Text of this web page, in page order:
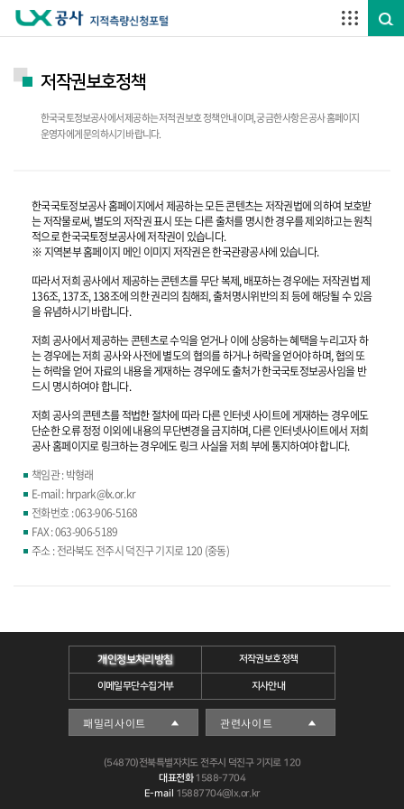
저작권보호정책
한국국토정보공사에서 제공하는 저적권 보호 정책 안내이며, 궁금한 사항은 공사 홈페이지
운영자에게 문의하시기 바랍니다.
한국국토정보공사 홈페이지에서 제공하는 모든 콘텐츠는 저작권법에 의하여 보호받
는 저작물로써, 별도의 저작권 표시 또는 다른 출처를 명시한 경우를 제외하고는 원칙
적으로 한국국토정보공사에 저작권이 있습니다.
※ 지역본부 홈페이지 메인 이미지 저작권은 한국관광공사에 있습니다.
따라서 저희 공사에서 제공하는 콘텐츠를 무단 복제, 배포하는 경우에는 저작권법 제
136조, 137조, 138조에 의한 권리의 침해죄, 출처명시위반의 죄 등에 해당될 수 있음
을 유념하시기 바랍니다.
저희 공사에서 제공하는 콘텐츠로 수익을 얻거나 이에 상응하는 혜택을 누리고자 하
는 경우에는 저희 공사와 사전에 별도의 협의를 하거나 허락을 얻어야 하며, 협의 또
는 허락을 얻어 자료의 내용을 게재하는 경우에도 출처가 한국국토정보공사임을 반
드시 명시하여야 합니다.
저희 공사의 콘텐츠를 적법한 절차에 따라 다른 인터넷 사이트에 게재하는 경우에도
단순한 오류 정정 이외에 내용의 무단변경을 금지하며, 다른 인터넷사이트에서 저희
공사 홈페이지로 링크하는 경우에도 링크 사실을 저희 부에 통지하여야 합니다.
책임관 : 박형래
E-mail : hrpark@lx.or.kr
전화번호 : 063-906-5168
FAX : 063-906-5189
주소 : 전라북도 전주시 덕진구 기지로 120 (중동)
개인정보처리방침 저작권보호정책
이메일무단수집거부 지사안내
(54870)전북특별자치도 전주시 덕진구 기지로 120
대표전화1588-7704
E-mail 15887704@lx.or.kr